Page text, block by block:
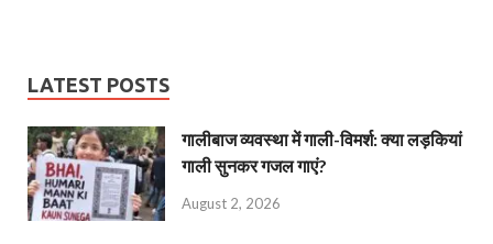
LATEST POSTS
गालीबाज व्‍यवस्‍था में गाली-विमर्श: क्या लड़कियां
गाली सुनकर गजल गाएं?
August 2, 2026